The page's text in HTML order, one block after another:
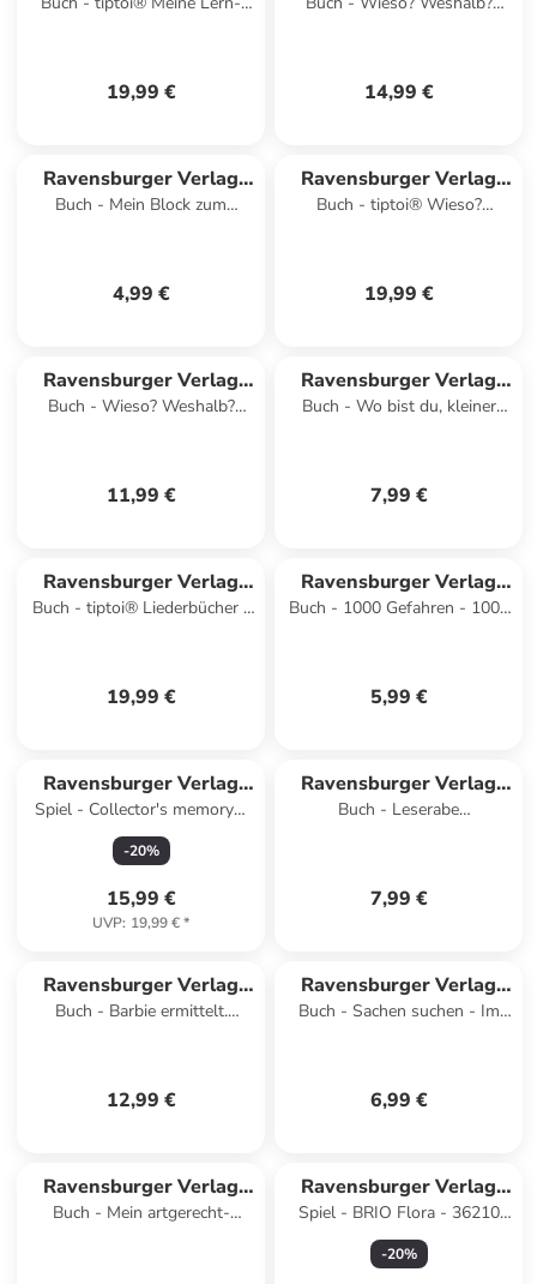
GmbH
19,99 €
GmbH
14,99 €
Ravensburger Verlag
GmbH
Buch - Mein Block zum
4,99 €
Ravensburger Verlag
GmbH
Buch - tiptoi® Wieso?
19,99 €
Ravensburger Verlag
GmbH
Buch - Wieso? Weshalb?
11,99 €
Ravensburger Verlag
GmbH
Buch - Wo bist du, kleiner
7,99 €
Ravensburger Verlag
GmbH
Buch - tiptoi® Liederbücher -
19,99 €
Ravensburger Verlag
GmbH
Buch - 1000 Gefahren - 1000
5,99 €
Ravensburger Verlag
GmbH
Spiel - Collector's memory®
Schönste Reiseziele -
Gesellschaftssp
-20%
15,99 €
UVP: 19,99 €*
Ravensburger Verlag
GmbH
Buch - Leserabe
7,99 €
Ravensburger Verlag
GmbH
Buch - Barbie ermittelt.
12,99 €
Ravensburger Verlag
GmbH
Buch - Sachen suchen - Im
6,99 €
Ravensburger Verlag
GmbH
Buch - Mein artgerecht-
Ravensburger Verlag
GmbH
Spiel - BRIO Flora - 36210
Aster im Blumen-Outfit |
Spielset für endlosen
-20%